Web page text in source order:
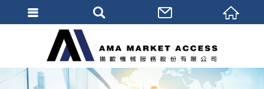
會員登入(燈箱)
加入會員